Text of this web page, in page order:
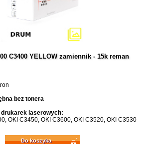
C3400 YELLOW zamiennik - 15k reman
bez tonera
drukarek laserowych:
OKI C3450, OKI C3600, OKI C3520, OKI C3530
Do koszyka